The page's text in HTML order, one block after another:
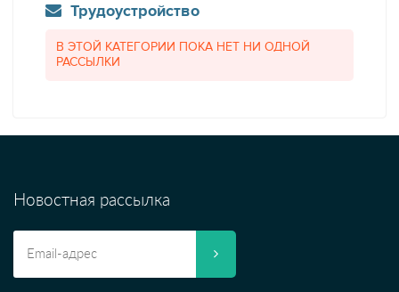
Трудоустройство
В ЭТОЙ КАТЕГОРИИ ПОКА НЕТ НИ ОДНОЙ
РАССЫЛКИ
Новостная рассылка